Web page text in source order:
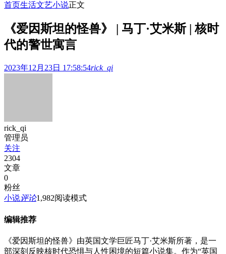
首页生活文艺小说正文
《爱因斯坦的怪兽》 | 马丁·艾米斯 | 核时
代的警世寓言
2023年12月23日 17:58:54rick_qi
rick_qi
管理员
关注
2304
文章
0
粉丝
小说评论1,982阅读模式
编辑推荐
《爱因斯坦的怪兽》由英国文学巨匠马丁·艾米斯所著，是一
部深刻反映核时代恐惧与人性困境的短篇小说集。作为“英国